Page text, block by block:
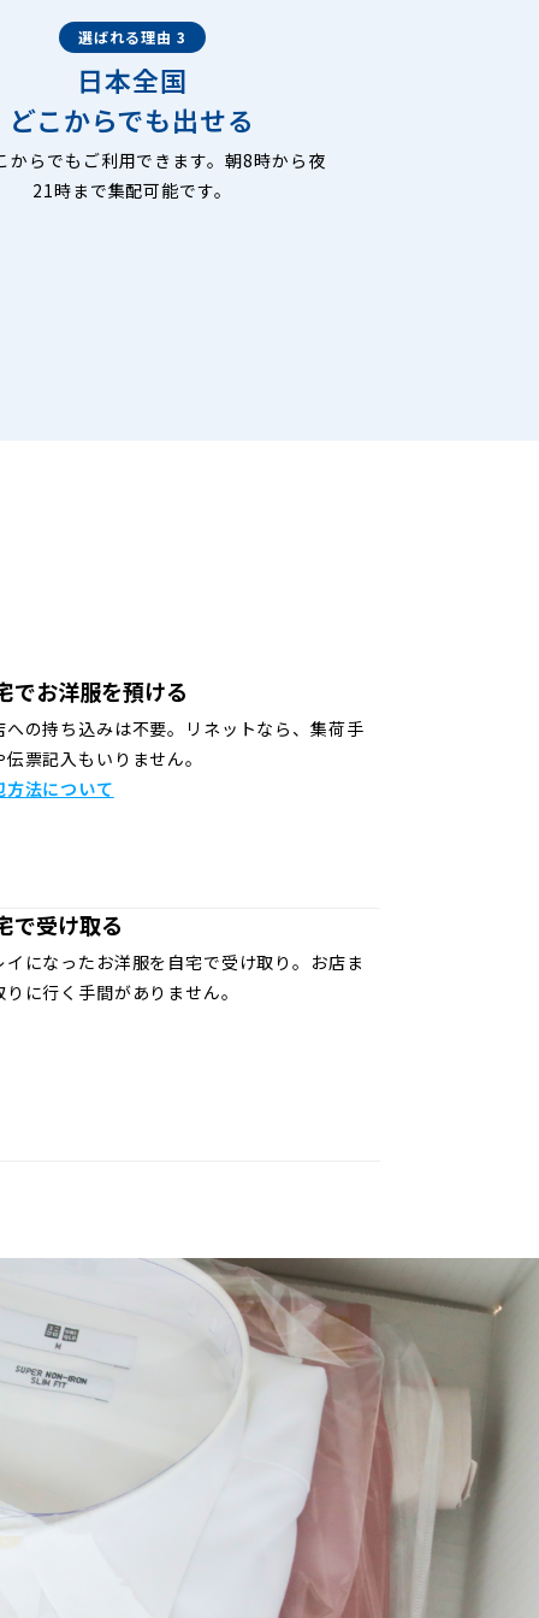
選ばれる理由 3
日本全国
どこからでも出せる
からでもご利用できます。朝8時から夜
21時まで集配可能です。
でお洋服を預ける
への持ち込みは不要。リネットなら、集荷手
伝票記入もいりません。
方法について
で受け取る
イになったお洋服を自宅で受け取り。お店ま
りに行く手間がありません。